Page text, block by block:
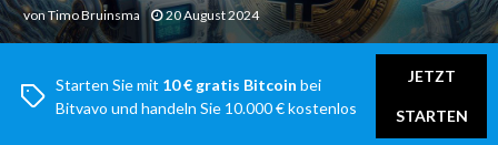
vonTimo Bruinsma 20 August 2024
Starten Sie mit 10 € gratis Bitcoin bei
Bitvavo und handeln Sie 10.000 € kostenlos
JETZT
STARTEN